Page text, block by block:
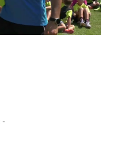
-